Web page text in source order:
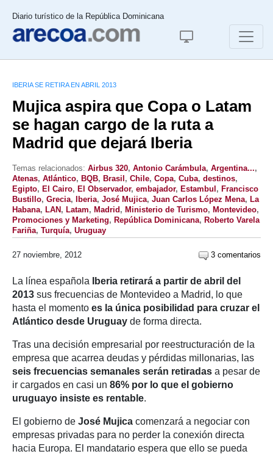
Diario turístico de la República Dominicana
IBERIA SE RETIRA EN ABRIL 2013
Mujica aspira que Copa o Latam
se hagan cargo de la ruta a
Madrid que dejará Iberia
Temas relacionados: Airbus 320, Antonio Carámbula, Argentina...,
Atenas, Atlántico, BQB, Brasil , Chile, Copa, Cuba, destinos,
Egipto, El Cairo, El Observador, embajador, Estambul , Francisco
Bustillo, Grecia, Iberia, José Mujica, Juan Carlos López Mena, La
Habana, LAN , Latam, Madrid , Ministerio de Turismo, Montevideo,
Promociones y Marketing, República Dominicana, Roberto Varela
Fariña, Turquía, Uruguay
27 noviembre, 2012 3 comentarios
La línea española
Iberia retirará a partir de abril del
2013 sus frecuencias de Montevideo a Madrid, lo que
hasta el momento es la única posibilidad para cruzar el
Atlántico desde Uruguay de forma directa.
Tras una decisión empresarial por reestructuración de la
empresa que acarrea deudas y pérdidas millonarias, las
seis frecuencias semanales serán retiradas a pesar de
ir cargados en casi un 86% por lo que el gobierno
uruguayo insiste es rentable.
El gobierno de José Mujica comenzará a negociar con
empresas privadas para no perder la conexión directa
hacia Europa. El mandatario espera que ello se pueda